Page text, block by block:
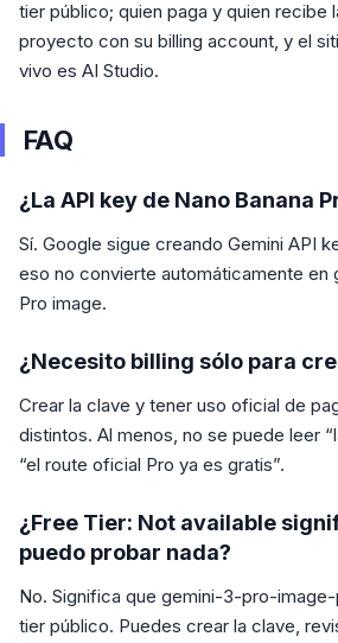
tier público; quien paga y quien recibe
proyecto con su billing account, y el
vivo es AI Studio.
FAQ
¿La API key de Nano Banana
Sí. Google sigue creando Gemini API
eso no convierte automáticamente en
Pro image.
¿Necesito billing sólo para
Crear la clave y tener uso oficial de
distintos. Al menos, no se puede leer
“el route oficial Pro ya es gratis”.
¿Free Tier: Not available
puedo probar nada?
No. Significa que gemini-3-pro-
tier público. Puedes crear la clave,